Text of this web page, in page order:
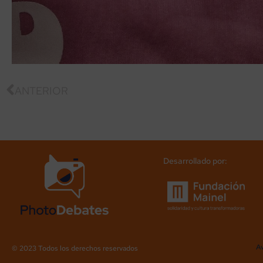
Desarrollado por:
© 2023 Todos los derechos reservados